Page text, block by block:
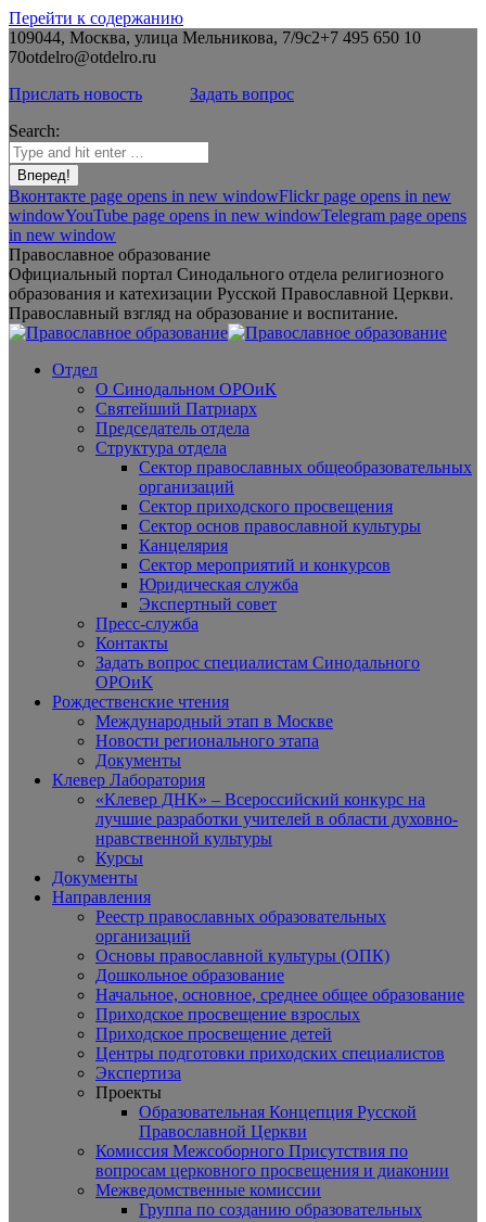
Перейти к содержанию
109044, Москва, улица Мельникова, 7/9с2+7 495 650 10
70otdelro@otdelro.ru
Прислать новость
Задать вопрос
Search:
Вконтакте page opens in new windowFlickr page opens in new
windowYouTube page opens in new windowTelegram page opens
in new window
Православное образование
Официальный портал Синодального отдела религиозного
образования и катехизации Русской Православной Церкви.
Православный взгляд на образование и воспитание.
Отдел
О Синодальном ОРОиК
Святейший Патриарх
Председатель отдела
Структура отдела
Сектор православных общеобразовательных
организаций
Сектор приходского просвещения
Сектор основ православной культуры
Канцелярия
Сектор мероприятий и конкурсов
Юридическая служба
Экспертный совет
Пресс-служба
Контакты
Задать вопрос специалистам Синодального
ОРОиК
Рождественские чтения
Международный этап в Москве
Новости регионального этапа
Документы
Клевер Лаборатория
«Клевер ДНК» – Всероссийский конкурс на
лучшие разработки учителей в области духовно-
нравственной культуры
Курсы
Документы
Направления
Реестр православных образовательных
организаций
Основы православной культуры (ОПК)
Дошкольное образование
Начальное, основное, среднее общее образование
Приходское просвещение взрослых
Приходское просвещение детей
Центры подготовки приходских специалистов
Экспертиза
Проекты
Образовательная Концепция Русской
Православной Церкви
Комиссия Межсоборного Присутствия по
вопросам церковного просвещения и диаконии
Межведомственные комиссии
Группа по созданию образовательных